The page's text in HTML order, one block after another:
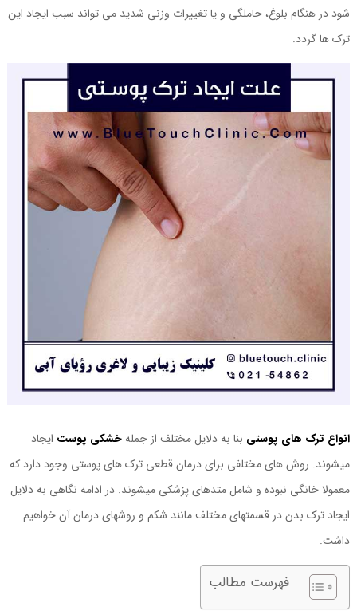
شود در هنگام بلوغ، حاملگی و یا تغییرات وزنی شدید می تواند سبب ایجاد این
ترک ها گردد.
انواع ترک های پوستی بنا به دلایل مختلف از جملهخشکی پوست ایجاد
میشوند. روش های مختلفی برای درمان قطعی ترک های پوستی وجود دارد که
معمولا خانگی نبوده و شامل متدهای پزشکی میشوند. در ادامه نگاهی به دلایل
ایجاد ترک بدن در قسمتهای مختلف مانند شکم و روشهای درمان آن خواهیم
داشت.
فهرست مطالب